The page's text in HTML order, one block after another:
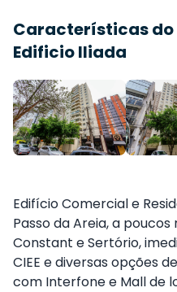
Características
Edificio Iliada
Edifício Comercial e
Passo da Areia, a
Constant e Sertório,
CIEE e diversas opções
com Interfone e Mall de